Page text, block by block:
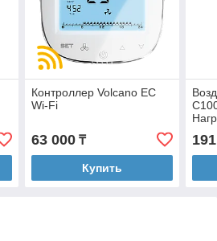
Контроллер Volcano EC
Wi-Fi
63 000₸
Купить